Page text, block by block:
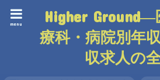
Higher Ground―
療科・病院別年
収求人の
menu